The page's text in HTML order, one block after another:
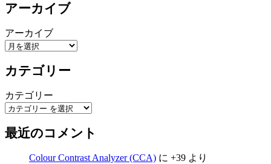
アーカイブ
アーカイブ
カテゴリー
カテゴリー
最近のコメント
Colour Contrast Analyzer (CCA) に +39 より